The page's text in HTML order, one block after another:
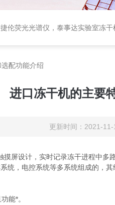
顺磁共振仪ESR，ESR自由基检测仪，进口闪蒸气化*灭菌系统，
配功能介绍
进口冻干机的主要
更新时间：2021-
屏设计，实时记录冻干进程中多
，电控系统等多系统组成的，其
能*。